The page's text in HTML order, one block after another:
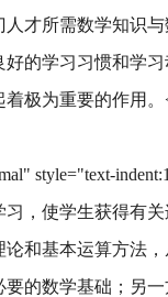
人才所需数学知识
好的学习习惯和学
极为重要的作用。
style="text-
，使学生获得有关
论和基本运算方法
要的数学基础；另